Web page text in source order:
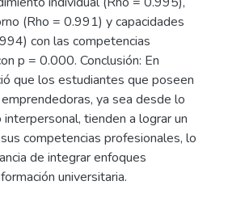
(Rho = 0.991) y capacidades
con las competencias
p = 0.000. Conclusión: En
que los estudiantes que poseen
ya sea desde lo
tienden a lograr un
competencias profesionales, lo
de integrar enfoques
universitaria.